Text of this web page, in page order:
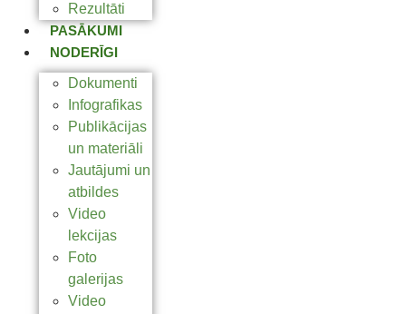
Rezultāti
PASĀKUMI
NODERĪGI
Dokumenti
Infografikas
Publikācijas
un materiāli
Jautājumi un
atbildes
Video
lekcijas
Foto
galerijas
Video